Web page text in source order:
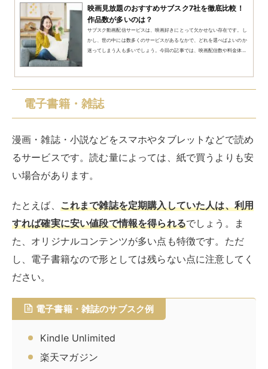
コミックシーモア
ブック放題
まんが王国
家具・家電
高額のため購入が難しい家具や家電を気軽にレンタルで
きるサブスクです。
まずは、サブスクでレンタルしてみてよければ購入を検
討するという使い方も可能です。
デスクや収納家具のほかに、カメラ・ガジェット・オー
ディオ機器などサービスによって対象物は異なるので事
返却しなくてはならないものの、気に入った製品は買取
家具・家電のサブスク例